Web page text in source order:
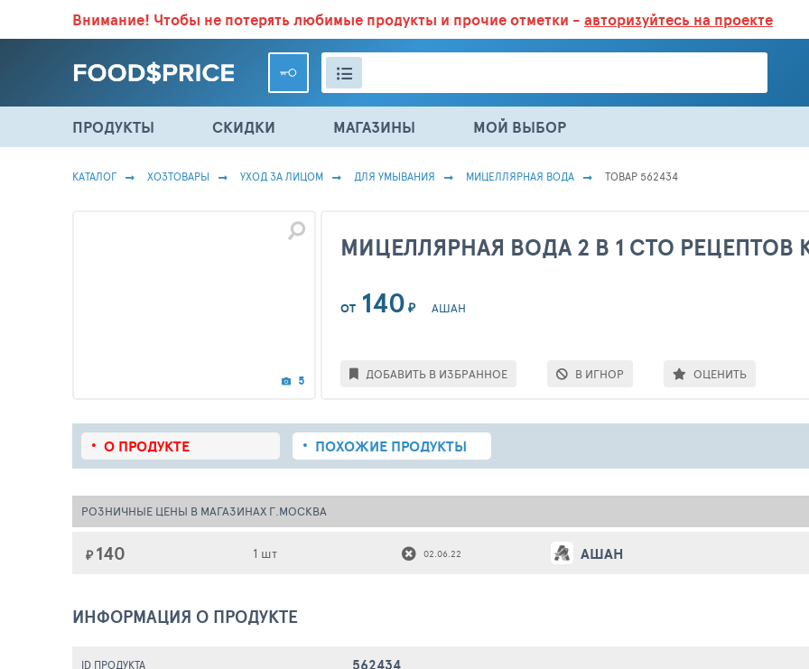
ВСЕ СКИДКИ И ВЫГОДНЫЕ ЦЕНЫ НА ПРОДУКТЫ В МАГАЗИНАХ.БОЛЬШЕ 100 000 ТОВАРОВ. ЕЖЕДНЕВНОЕ ОБНОВЛЕНИЕ
Внимание! Чтобы не потерять любимые продукты и прочие отметки - авторизуйтесь на проекте
ПРОДУКТЫ СКИДКИ МАГАЗИНЫ МОЙ ВЫБОР
КАТАЛОГ ХОЗТОВАРЫ УХОД ЗА ЛИЦОМ ДЛЯ УМЫВАНИЯ МИЦЕЛЛЯРНАЯ ВОДА ТОВАР 562434
МИЦЕЛЛЯРНАЯ ВОДА 2 В 1 СТО РЕЦЕПТОВ
5
ОТ 140 ₽ АШАН
ДОБАВИТЬ В ИЗБРАННОЕ В ИГНОР ОЦЕНИТЬ
О ПРОДУКТЕ ПОХОЖИЕ ПРОДУКТЫ
РОЗНИЧНЫЕ ЦЕНЫ В МАГАЗИНАХ Г.МОСКВА
₽ 140 1 шт 02.06.22 АШАН
ИНФОРМАЦИЯ О ПРОДУКТЕ
ID ПРОДУКТА